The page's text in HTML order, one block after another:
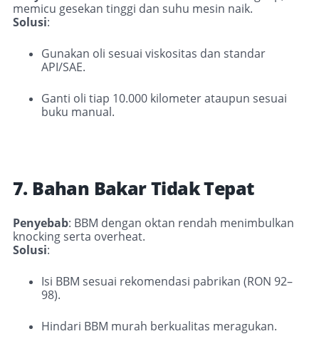
memicu gesekan tinggi dan suhu mesin naik.
Solusi:
Gunakan oli sesuai viskositas dan standar
API/SAE.
Ganti oli tiap 10.000 kilometer ataupun sesuai
buku manual.
7. Bahan Bakar Tidak Tepat
Penyebab: BBM dengan oktan rendah menimbulkan
knocking serta overheat.
Solusi:
Isi BBM sesuai rekomendasi pabrikan (RON 92–
98).
Hindari BBM murah berkualitas meragukan.